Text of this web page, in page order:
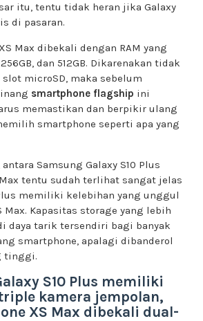
itu, tentu tidak heran jika Galaxy
di pasaran.
Max dibekali dengan RAM yang
dan 512GB. Dikarenakan tidak
microSD, maka sebelum
smartphone flagship ini
memastikan dan berpikir ulang
smartphone seperti apa yang
Samsung Galaxy S10 Plus
tentu sudah terlihat sangat jelas
memiliki kelebihan yang unggul
Max. Kapasitas storage yang lebih
daya tarik tersendiri bagi banyak
smartphone, apalagi dibanderol
tinggi.
S10 Plus memiliki
kamera jempolan,
XS Max dibekali dual-